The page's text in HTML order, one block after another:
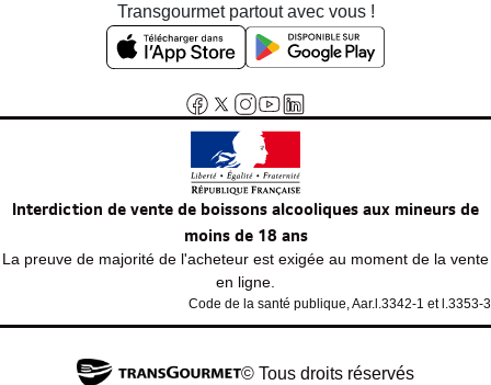
Transgourmet partout avec vous !
Interdiction de vente de boissons alcooliques aux mineurs de
moins de 18 ans
La preuve de majorité de l'acheteur est exigée au moment de la vente
en ligne.
Code de la santé publique, Aar.l.3342-1 et l.3353-3
© Tous droits réservés